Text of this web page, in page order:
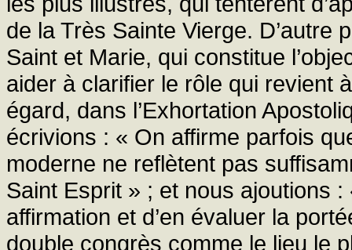
de la Très Sainte Vierge. D’autre
Saint et Marie, qui constitue
aider à clarifier le rôle qui revient
égard, dans l’Exhortation
écrivions : « On affirme parfois
moderne ne reflètent pas
Saint Esprit » ; et nous ajoutions
affirmation et d’en évaluer la
double congrès comme le lieu le